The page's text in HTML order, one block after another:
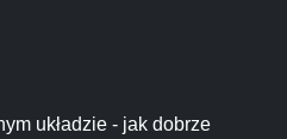
układzie - jak dobrze